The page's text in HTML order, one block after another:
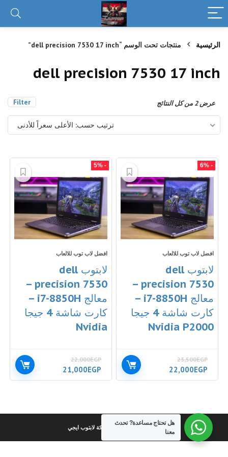
الرئيسية منتجات تحت الوسم “dell precision 7530 17 inch”
dell precision 7530 17 inch
Filter عرض ⁦2⁩ من كل النتائج
الأدنى
ترتيب حسب: الأعلى سعراً للأدنى
- 6%
افضل لاب توب للالعاب
لابتوب dell
precision 7530 –
معالج i7-8850H –
كارت شاشة 4 جيجا
Nvidia P2000
23,500EGP
السعر
الأصلي
22,000EGP
الحالي
- 5%
افضل لاب توب للالعاب
لابتوب dell
precision 7530 –
معالج i7-8850H –
كارت شاشة 4 جيجا
Nvidia
22,000EGP
السعر
الأصلي
21,000EGP
الحالي
كل الحقوق محفوظة لشركة لابتوب ايجي
هل تحتاج مساعدة?تحدث
معنا